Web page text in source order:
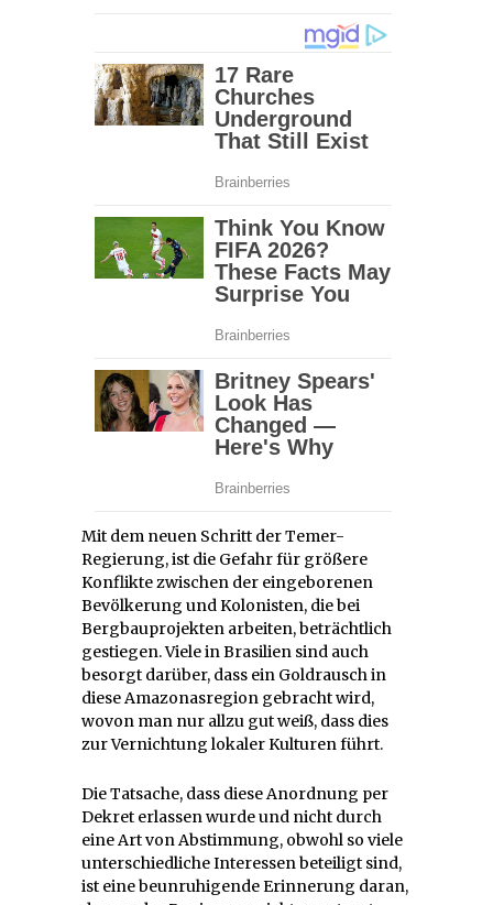
Mit dem neuen Schritt der Temer-
Regierung, ist die Gefahr für größere
Konflikte zwischen der eingeborenen
Bevölkerung und Kolonisten, die bei
Bergbauprojekten arbeiten, beträchtlich
gestiegen. Viele in Brasilien sind auch
besorgt darüber, dass ein Goldrausch in
diese Amazonasregion gebracht wird,
wovon man nur allzu gut weiß, dass dies
zur Vernichtung lokaler Kulturen führt.
Die Tatsache, dass diese Anordnung per
Dekret erlassen wurde und nicht durch
eine Art von Abstimmung, obwohl so viele
unterschiedliche Interessen beteiligt sind,
ist eine beunruhigende Erinnerung daran,